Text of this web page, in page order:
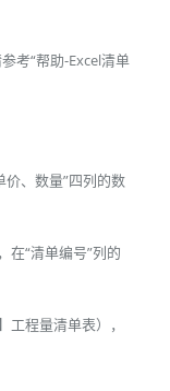
考“帮助-Excel清单
价、数量”四列的数
在“清单编号”列的
程量清单表），